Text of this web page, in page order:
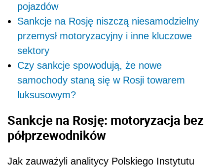
pojazdów
Sankcje na Rosję niszczą niesamodzielny
przemysł motoryzacyjny i inne kluczowe
sektory
Czy sankcje spowodują, że nowe
samochody staną się w Rosji towarem
luksusowym?
Sankcje na Rosję: motoryzacja bez
półprzewodników
Jak zauważyli analitycy Polskiego Instytutu